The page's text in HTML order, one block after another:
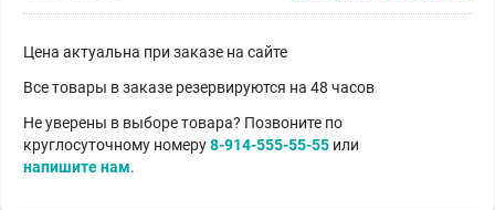
Цена актуальна при заказе на сайте
Все товары в заказе резервируются на 48 часов
Не уверены в выборе товара? Позвоните по
круглосуточному номеру8-914-555-55-55 или
напишите нам.